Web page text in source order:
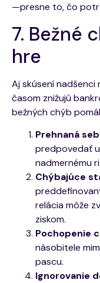
—presne to, čo
7. Bežné
hre
Aj skúsení
časom znižujú
bežných chýb
Prehnaná
predpovedať
nadmernému
Chýbajúce
relácia môže
ziskom.
Pochopenie
násobitele
pascu.
Ignorovanie